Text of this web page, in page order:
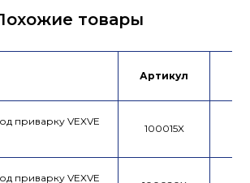
Лист данных
товары
Артикул
приварку VEXVE
100015X
приварку VEXVE